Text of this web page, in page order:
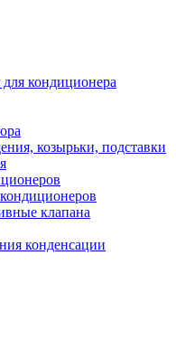
кондиционера
козырьки, подставки
клапана
конденсации